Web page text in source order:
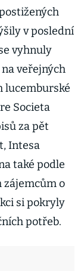
v poslední
vyhnuly
veřejných
lucemburské
Societa
za pět
Intesa
také podle
o
si pokryly
potřeb.